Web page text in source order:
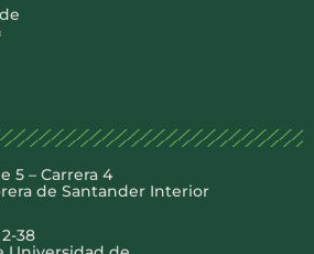
5 – Carrera 4
de Santander Interior
38